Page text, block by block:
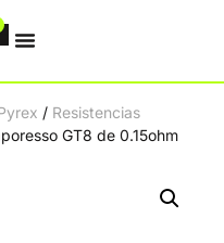
/ Resistencias
GT8 de 0.15ohm